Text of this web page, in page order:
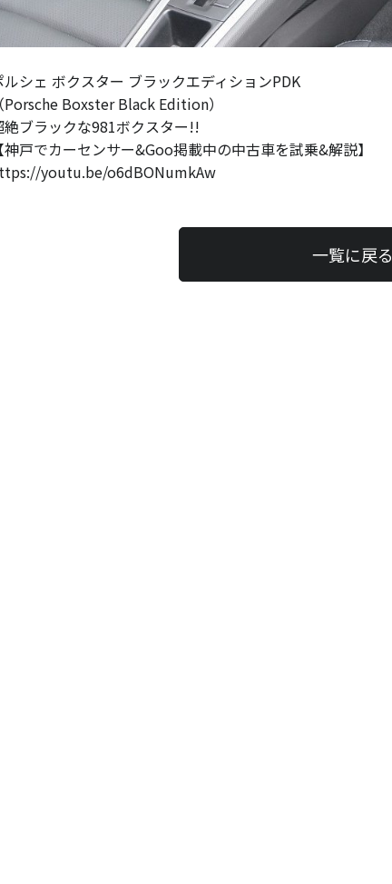
ルシェ ボクスター ブラックエディションPDK
（Porsche Boxster Black Edition）
絶ブラックな981ボクスター!!
【神戸でカーセンサー&Goo掲載中の中古車を試乗&解説】
youtu.be/o6dBONumkAw
一覧に戻る